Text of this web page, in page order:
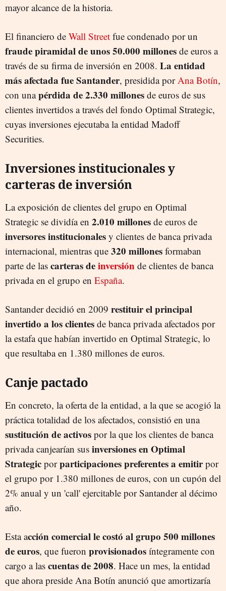
mayor alcance de la historia.
El financiero de Wall Street fue condenado por un
fraude piramidal de unos 50.000 millones de euros a
través de su firma de inversión en 2008. La entidad
más afectada fue Santander, presidida porAna Botín,
con unapérdida de 2.330 millones de euros de sus
clientes invertidos a través del fondo Optimal Strategic,
cuyas inversiones ejecutaba la entidad Madoff
Securities.
Inversiones institucionales y
carteras de inversión
La exposición de clientes del grupo en Optimal
Strategic se dividía en 2.010 millones de euros de
inversores institucionales y clientes de banca privada
internacional, mientras que 320 millones formaban
parte de las carteras deinversión de clientes de banca
privada en el grupo en España.
Santander decidió en 2009 restituir el principal
invertido a los clientes de banca privada afectados por
la estafa que habían invertido en Optimal Strategic, lo
que resultaba en 1.380 millones de euros.
Canje pactado
En concreto, la oferta de la entidad, a la que se acogió la
práctica totalidad de los afectados, consistió en una
sustitución de activos por la que los clientes de banca
privada canjearían sus inversiones en Optimal
Strategic porparticipaciones preferentes a emitirpor
el grupo por 1.380 millones de euros, con un cupón del
2% anual y un 'call' ejercitable por Santander al décimo
año.
Esta acción comercial le costó al grupo 500 millones
de euros, que fueron provisionados íntegramente con
cargo a las cuentas de 2008. Hace un mes, la entidad
que ahora preside Ana Botín anunció que amortizaría